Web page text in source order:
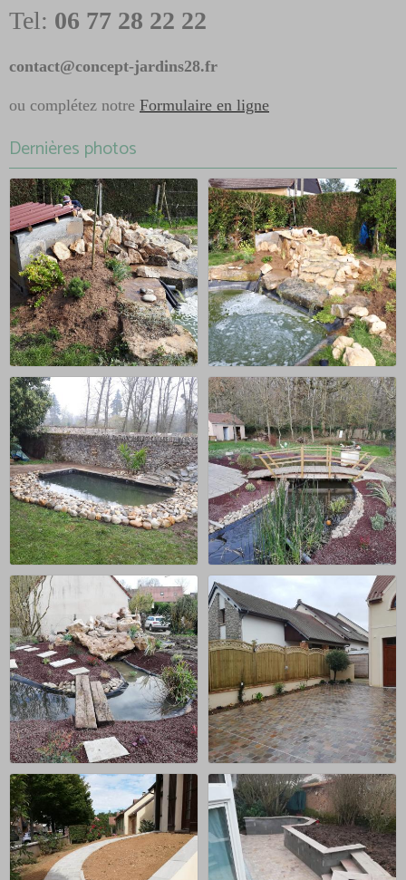
Tel: 06 77 28 22 22
contact@concept-jardins28.fr
ou complétez notre Formulaire en ligne
Dernières photos